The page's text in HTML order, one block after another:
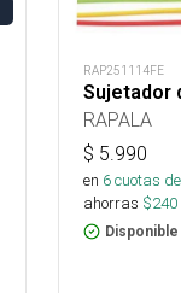
RAP251114FE
Sujetador
RAPALA
$ 5.990
en 6cuotas
ahorras $240
Disponible